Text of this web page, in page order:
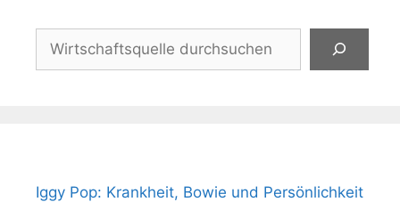
Iggy Pop: Krankheit, Bowie und Persönlichkeit